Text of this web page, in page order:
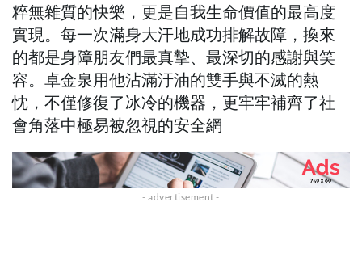
粹無雜質的快樂，更是自我生命價值的最高度
實現。每一次滿身大汗地成功排解故障，換來
的都是身障朋友們最真摯、最深切的感謝與笑
容。卓金泉用他沾滿汙油的雙手與不滅的熱
忱，不僅修復了冰冷的機器，更牢牢補齊了社
會角落中極易被忽視的安全網